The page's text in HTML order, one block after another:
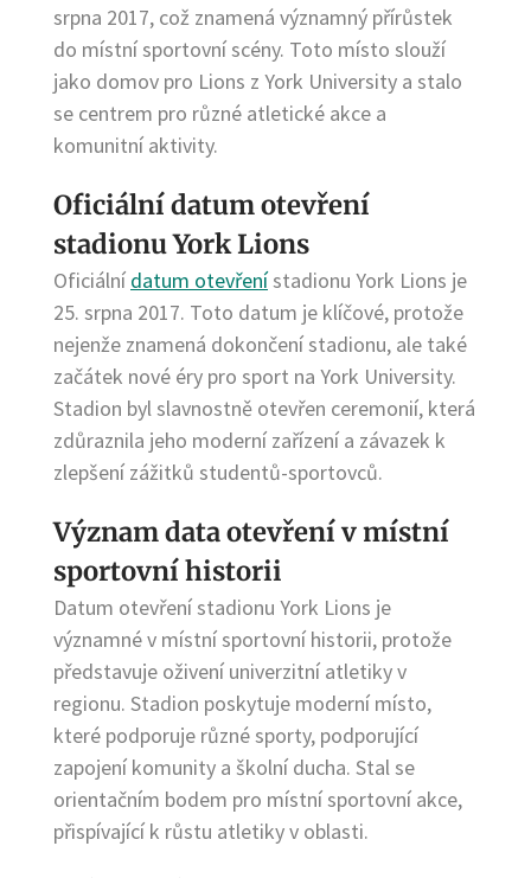
srpna 2017, což znamená významný přírůstek
do místní sportovní scény. Toto místo slouží
jako domov pro Lions z York University a stalo
se centrem pro různé atletické akce a
komunitní aktivity.
Oficiální datum otevření
stadionu York Lions
Oficiální datum otevřenístadionu York Lions je
25. srpna 2017. Toto datum je klíčové, protože
nejenže znamená dokončení stadionu, ale také
začátek nové éry pro sport na York University.
Stadion byl slavnostně otevřen ceremonií, která
zdůraznila jeho moderní zařízení a závazek k
zlepšení zážitků studentů-sportovců.
Význam data otevření v místní
sportovní historii
Datum otevření stadionu York Lions je
významné v místní sportovní historii, protože
představuje oživení univerzitní atletiky v
regionu. Stadion poskytuje moderní místo,
které podporuje různé sporty, podporující
zapojení komunity a školní ducha. Stal se
orientačním bodem pro místní sportovní akce,
přispívající k růstu atletiky v oblasti.